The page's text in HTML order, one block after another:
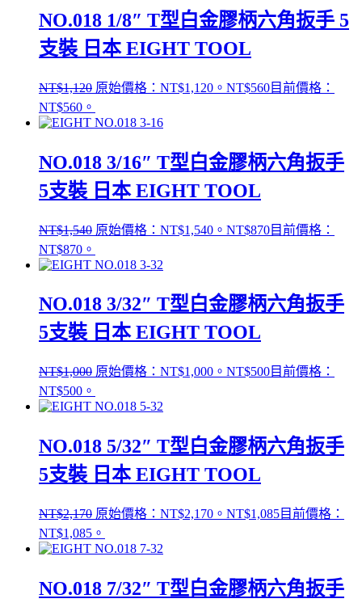
NO.018 1/8″ T型白金膠柄六角扳手 5
支裝 日本 EIGHT TOOL
NT$1,120 原始價格：NT$1,120。 NT$560目前價格：
NT$560。
NO.018 3/16″ T型白金膠柄六角扳手
5支裝 日本 EIGHT TOOL
NT$1,540 原始價格：NT$1,540。 NT$870目前價格：
NT$870。
NO.018 3/32″ T型白金膠柄六角扳手
5支裝 日本 EIGHT TOOL
NT$1,000 原始價格：NT$1,000。 NT$500目前價格：
NT$500。
NO.018 5/32″ T型白金膠柄六角扳手
5支裝 日本 EIGHT TOOL
NT$2,170 原始價格：NT$2,170。 NT$1,085目前價格：
NT$1,085。
NO.018 7/32″ T型白金膠柄六角扳手